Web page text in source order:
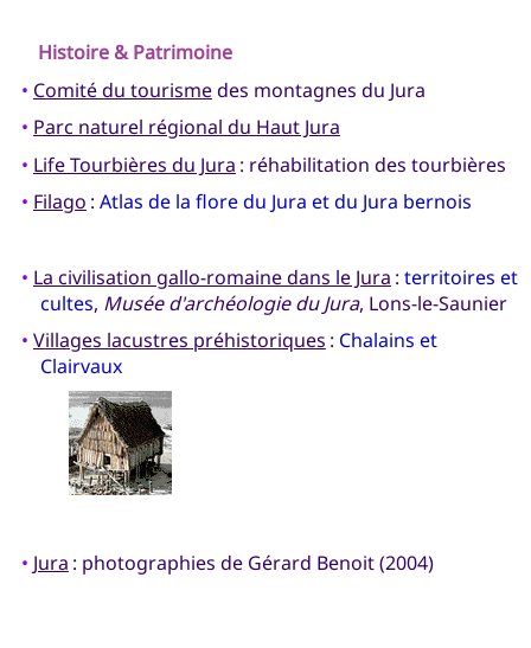
Histoire & Patrimoine
• Comité du tourismedes montagnes du Jura
• Parc naturel régional du Haut Jura
• Life Tourbières du Jura : réhabilitation des tourbières
• Filago : Atlas de la flore du Jura et du Jura bernois
• La civilisation gallo-romaine dans le Jura : territoires et
cultes, Musée d'archéologie du Jura, Lons-le-Saunier
• Villages lacustres préhistoriques : Chalains et
Clairvaux
• Jura : photographies de Gérard Benoit (2004)